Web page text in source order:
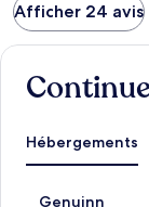
Afficher 24 avis
Hébergements
Genuinn
L